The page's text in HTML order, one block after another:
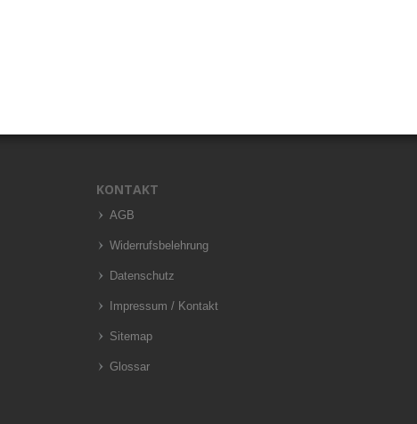
KONTAKT
AGB
Widerrufsbelehrung
Datenschutz
Impressum / Kontakt
Sitemap
Glossar